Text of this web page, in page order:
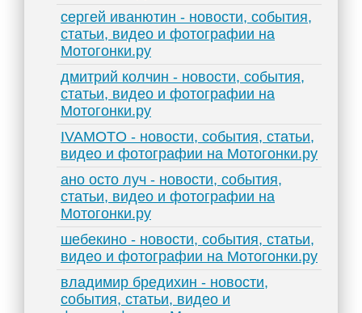
сергей иванютин - новости, события,
статьи, видео и фотографии на
Мотогонки.ру
дмитрий колчин - новости, события,
статьи, видео и фотографии на
Мотогонки.ру
IVAMOTO - новости, события, статьи,
видео и фотографии на Мотогонки.ру
ано осто луч - новости, события,
статьи, видео и фотографии на
Мотогонки.ру
шебекино - новости, события, статьи,
видео и фотографии на Мотогонки.ру
владимир бредихин - новости,
события, статьи, видео и